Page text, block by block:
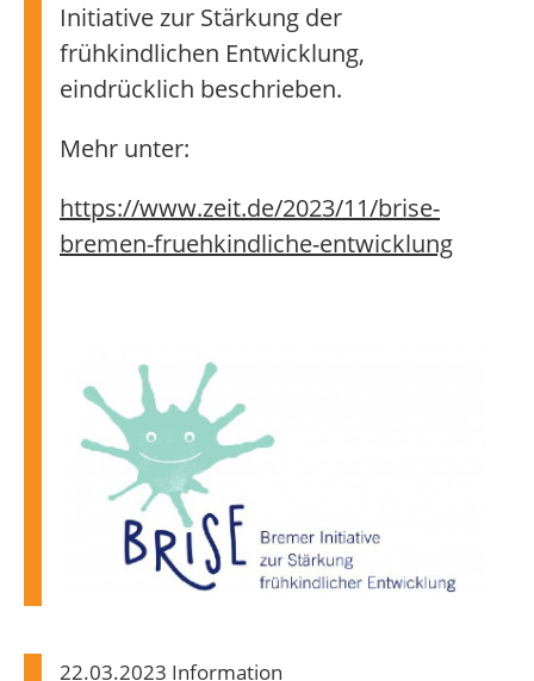
Initiative zur Stärkung der
frühkindlichen Entwicklung,
eindrücklich beschrieben.
Mehr unter:
https://www.zeit.de/2023/11/brise-
bremen-fruehkindliche-entwicklung
22.03.2023 Information